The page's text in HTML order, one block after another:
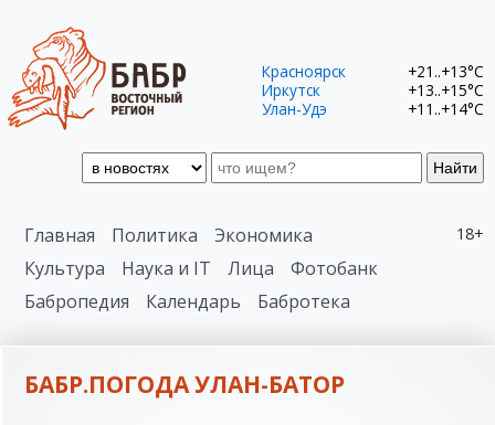
Найти
Красноярск
+21..+13°C
Иркутск
+13..+15°C
Улан-Удэ
+11..+14°C
18+
Главная Политика
Экономика
Культура
Наука и IT Лица
Фотобанк
Бабропедия
Календарь Бабротека
БАБР.ПОГОДА УЛАН-БАТОР